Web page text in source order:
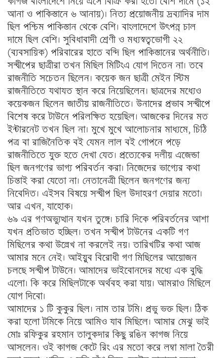
আনা ও পাকিস্তানে ৬ আনায়)। নিত্য প্রয়োজনীয় দ্রব্যাদির দাম
ছিল পশ্চিম পাকিস্তান থেকে বেশি। বাংলাদেশে উৎপন্ন চাল
দামে ছিল বেশি। সুবিধাবাদী শ্রেণী ও মধ্যস্বত্বভোগী ২২
(ব্যবসায়িক) পরিবারের হাতে বন্দি ছিল পাকিস্তানের অর্থনীতি।
সন্দ্বীপের ছাত্রীরা তখন মিছিল মিটিংএ যোগ দিতেন না। তবে
রাজনীতি সচেতন ছিলেন। কয়েক জন ছাত্রী মেইন স্টিম
রাজনীতিতে যথাযত স্থান করে নিয়েছিলেন। ছাত্রদের মধ্যেও
কয়েকজন ছিলেন জাতীয় রাজনীতিতে। উনাদের প্রভাব সন্দ্বীপে
বিশেষ করে টাউনে পরিলক্ষিত হয়েছিল। আজকের দিনের মত
ইন্টারনেট তখন ছিল না। মুখে মুখে আলোচনার মাধ্যমে, চিঠি
পত্র বা রাজিনৈতিক বই যেমন লাল বই গোপনে পড়ে
রাজনীতিতে যুক্ত হতে দেখা যেত। প্রত্যেকের দলীয় এজেন্ডা
ছিল জনগণের ভাগ্য পরিবর্তন করা। নিজেদের ভাগ্যের কথা
চিন্তাই করা যেতো না। নেতানেত্রী ছিলেন জনগণের জন্য
নিবেদিত। এইসব বিষয়ে সন্দ্বীপ ছিল উদাহরণ দেয়ার মতো।
আর এখন, যাহোক।
৬৯ এর গণঅভ্যুত্থান যখন তুঙ্গে। চারি দিকে পরিবর্তনের আশা
যখন প্রতিভাত হচ্ছিল। তখন সন্দ্বীপ টাউনের একটি গণ
মিছিলের কথা উল্লেখ না করলেই নয়। তারিখটির কথা আজ
আমার মনে নেই। আইয়ুব বিরোধী গণ মিছিলের আয়োজন
চলছে সন্দ্বীপ টাউনে। আমাদের ভাইবোনদের মধ্যে এক বুদ্ধি
এলো। কি করে মিছিলটাকে অর্থবহ করা যায়। আমরাও মিছিলে
যোগ দিবো।
আমাদের ১ টি কুকুর ছিল। নাম তার টমি। প্রভু ভক্ত ছিল। ঠিক
করা হলো টমিকে নিয়ে আমিও যাব মিছিলে। আমার মেঝু ভাই
মোঃ রফিকুর রহমান তালুকদার কিছু রঙিন কাগজ নিয়ে
আসলেন। ওই কাগজ কেটে রিং এর মতো করে লম্বা মালা তৈরী